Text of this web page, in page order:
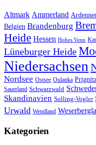
Altmark Ammerland
Belgien Brandenburg
Heide Hessen Hohes Venn
Lüneburger Heide
Niedersachsen
Nordsee Ostsee Oulanka
Sauerland Schwarzwald
Skandinavien Solling-Vogler
Urwald Wendland
Kategorien